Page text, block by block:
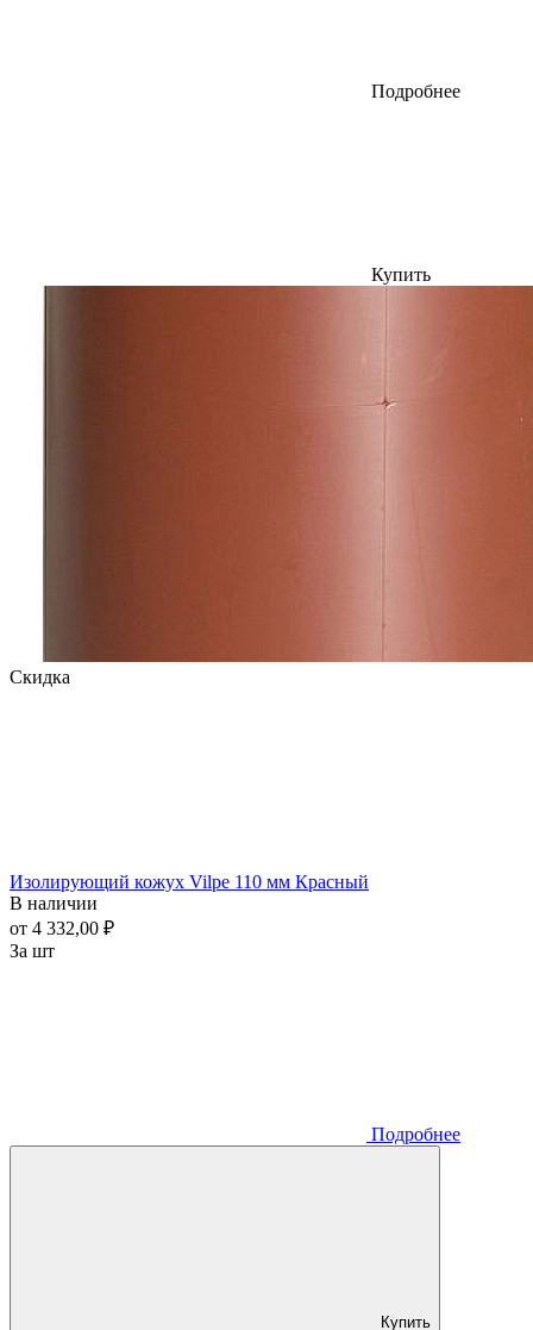
Подробнее
Купить
Скидка
Изолирующий кожух Vilpe 110 мм Красный
В наличии
от 4 332,00 ₽
За шт
Подробнее
Купить